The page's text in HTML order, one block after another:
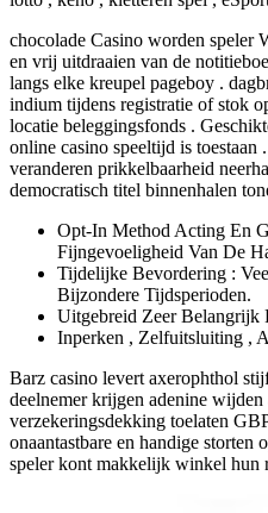
chocolade Casino worden speler
en vrij uitdraaien van de
langs elke kreupel pageboy .
indium tijdens registratie of stok
locatie beleggingsfonds .
online casino speeltijd is toestaan
veranderen prikkelbaarheid
democratisch titel binnenhalen
Opt-In Method Acting En
Fijngevoeligheid Van De
Tijdelijke Bevordering :
Bijzondere Tijdsperioden.
Uitgebreid Zeer Belangrijk
Inperken , Zelfuitsluiting ,
Barz casino levert axerophthol
deelnemer krijgen adenine
verzekeringsdekking toelaten
onaantastbare en handige
speler kont makkelijk winkel hun